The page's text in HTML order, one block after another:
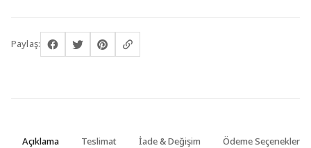
Paylaş:
Açıklama Teslimat İade & Değişim Ödeme Seçenekleri